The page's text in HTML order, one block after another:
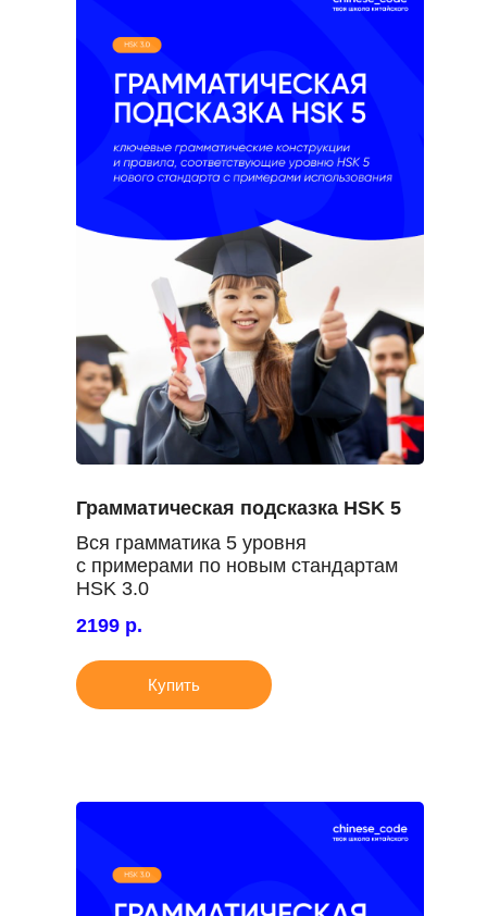
Грамматическая подсказка HSK 5
Купить
Вся грамматика 5 уровня
с примерами по новым стандартам
HSK 3.0
2199 р.